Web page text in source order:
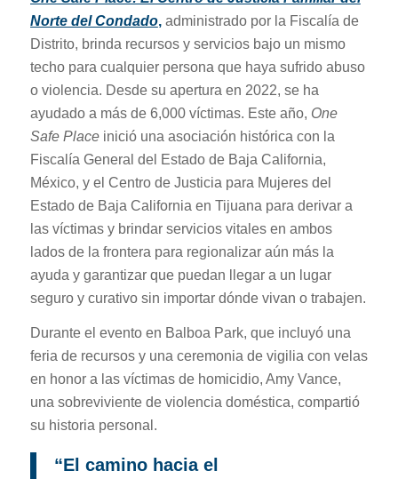
Norte del Condado,administrado por la Fiscalía de
Distrito, brinda recursos y servicios bajo un mismo
techo para cualquier persona que haya sufrido abuso
o violencia. Desde su apertura en 2022, se ha
ayudado a más de 6,000 víctimas. Este año, One
Safe Placeinició una asociación histórica con la
Fiscalía General del Estado de Baja California,
México, y el Centro de Justicia para Mujeres del
Estado de Baja California en Tijuana para derivar a
las víctimas y brindar servicios vitales en ambos
lados de la frontera para regionalizar aún más la
ayuda y garantizar que puedan llegar a un lugar
seguro y curativo sin importar dónde vivan o trabajen.
Durante el evento en Balboa Park, que incluyó una
feria de recursos y una ceremonia de vigilia con velas
en honor a las víctimas de homicidio, Amy Vance,
una sobreviviente de violencia doméstica, compartió
su historia personal.
“El camino hacia el